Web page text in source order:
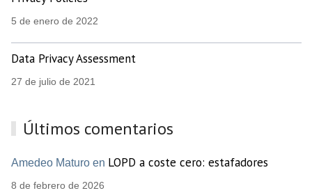
5 de enero de 2022
Data Privacy Assessment
27 de julio de 2021
Últimos comentarios
Amedeo Maturo en LOPD a coste cero: estafadores
8 de febrero de 2026